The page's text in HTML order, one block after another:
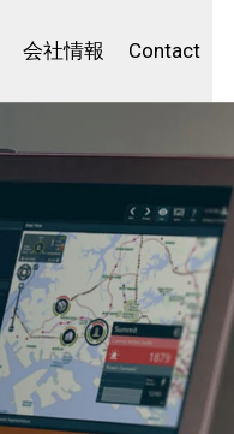
会社情報 Contact